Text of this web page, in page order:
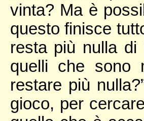
vinta? Ma è
questo finisce
resta più nulla di
quelli che sono
restare più
gioco, per